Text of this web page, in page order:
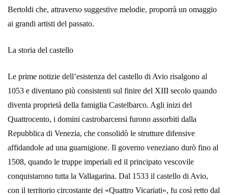
Bertoldi che, attraverso suggestive melodie, proporrà un omaggio
ai grandi artisti del passato.
La storia del castello
Le prime notizie dell’esistenza del castello di Avio risalgono al
1053 e diventano più consistenti sul finire del XIII secolo quando
diventa proprietà della famiglia Castelbarco. Agli inizi del
Quattrocento, i domini castrobarcensi furono assorbiti dalla
Repubblica di Venezia, che consolidò le strutture difensive
affidandole ad una guarnigione. Il governo veneziano durò fino al
1508, quando le truppe imperiali ed il principato vescovile
conquistarono tutta la Vallagarina. Dal 1533 il castello di Avio,
con il territorio circostante dei «Quattro Vicariati», fu così retto dal